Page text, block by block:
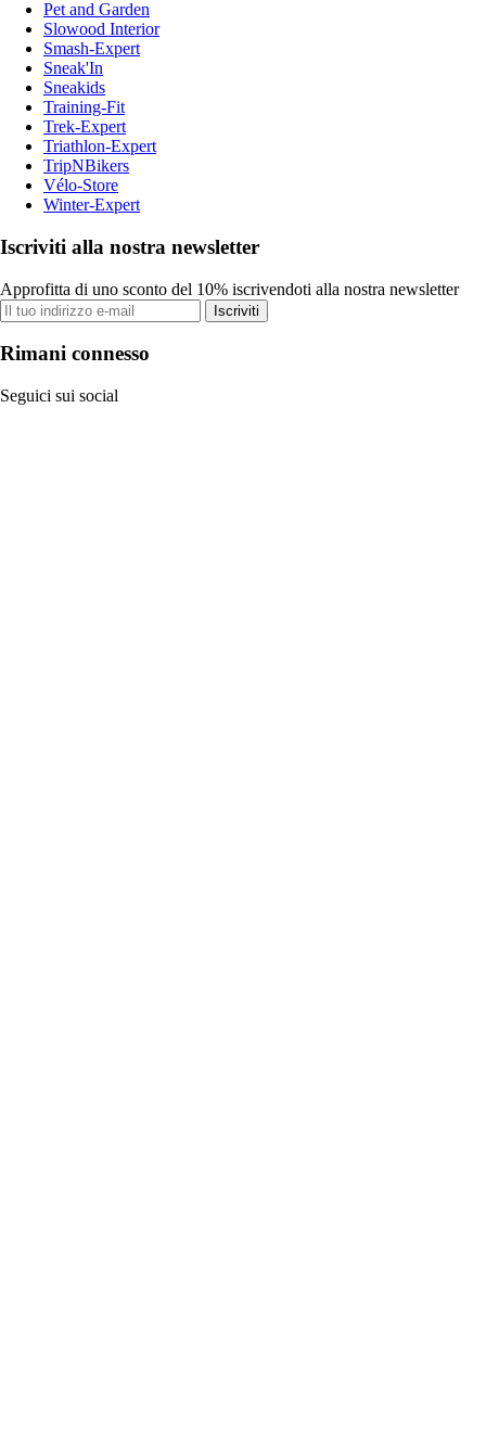
Pet and Garden
Slowood Interior
Smash-Expert
Sneak'In
Sneakids
Training-Fit
Trek-Expert
Triathlon-Expert
TripNBikers
Vélo-Store
Winter-Expert
Iscriviti alla nostra newsletter
Approfitta di uno sconto del 10% iscrivendoti alla nostra newsletter
Iscriviti
Rimani connesso
Seguici sui social